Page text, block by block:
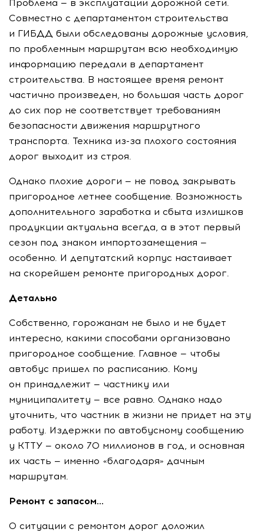
Проблема — в эксплуатации дорожной сети.
Совместно с департаментом строительства
и ГИБДД были обследованы дорожные условия,
по проблемным маршрутам всю необходимую
информацию передали в департамент
строительства. В настоящее время ремонт
частично произведен, но большая часть дорог
до сих пор не соответствует требованиям
безопасности движения маршрутного
транспорта. Техника из-за плохого состояния
дорог выходит из строя.
Однако плохие дороги — не повод закрывать
пригородное летнее сообщение. Возможность
дополнительного заработка и сбыта излишков
продукции актуальна всегда, а в этот первый
сезон под знаком импортозамещения —
особенно. И депутатский корпус настаивает
на скорейшем ремонте пригородных дорог.
Детально
Собственно, горожанам не было и не будет
интересно, какими способами организовано
пригородное сообщение. Главное — чтобы
автобус пришел по расписанию. Кому
он принадлежит — частнику или
муниципалитету — все равно. Однако надо
уточнить, что частник в жизни не придет на эту
работу. Издержки по автобусному сообщению
у КТТУ — около 70 миллионов в год, и основная
их часть — именно «благодаря» дачным
маршрутам.
Ремонт с запасом...
О ситуации с ремонтом дорог доложил